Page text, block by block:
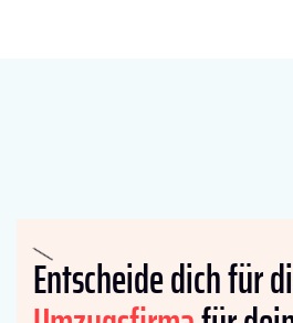
Entscheide dich für